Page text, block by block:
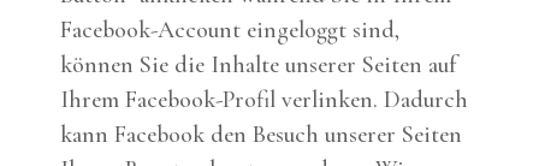
Facebook-Account eingeloggt sind,
können Sie die Inhalte unserer Seiten auf
Ihrem Facebook-Profil verlinken. Dadurch
kann Facebook den Besuch unserer Seiten